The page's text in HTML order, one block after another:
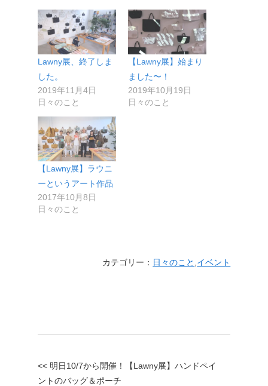
Lawny展、終了しま
した。
2019年11月4日
日々のこと
【Lawny展】始まり
ました〜！
2019年10月19日
日々のこと
【Lawny展】ラウニ
ーというアート作品
2017年10月8日
日々のこと
カテゴリー： 日々のこと イベント
<< 明日10/7から開催！【Lawny展】ハンドペイ
ントのバッグ＆ポーチ